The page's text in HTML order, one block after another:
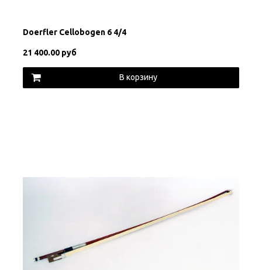
Doerfler Cellobogen 6 4/4
21 400.00 руб
В корзину